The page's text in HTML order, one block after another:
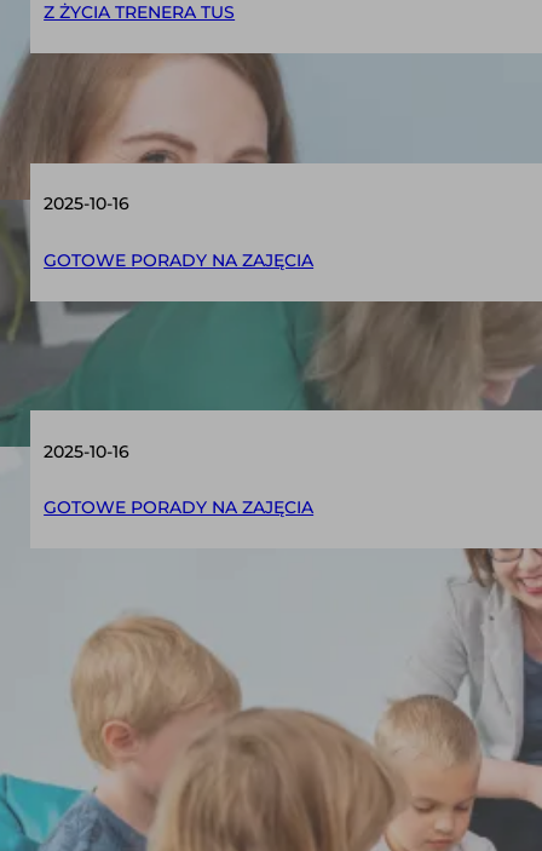
Z ŻYCIA TRENERA TUS
Wszystko na TUS! Historia dwóch sióstr i
2025-10-16
GOTOWE PORADY NA ZAJĘCIA
Skuteczne pomocne narzędzia do zajęć
2025-10-16
GOTOWE PORADY NA ZAJĘCIA
Rozwijanie umiejętności współpracy
SKLEP POMOCE TUS
EDUMISSIO WĘGLARZ BENTKOWSKI SPÓŁKA JAWNA,
CHODZIŃSKIEGO 45,
84-217 SZEMUD
NIP 5882503638